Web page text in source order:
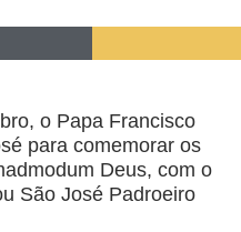
o Papa Francisco
para comemorar os
Deus, com o
São José Padroeiro